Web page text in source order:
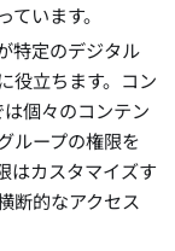
います。
特定のデジタル
役立ちます。コン
個々のコンテン
ループの権限を
はカスタマイズす
断的なアクセス